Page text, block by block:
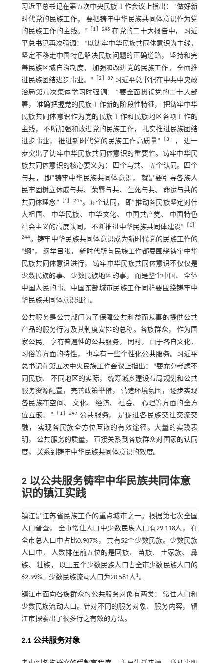
习近平总书记在第五次中央民族工作会议上指出： “做好新
时代党的民族工作， 要把铸牢中华民族共同体意识作为党
的民族工作的主线。”
1 ］245 在党的二十大报告中， 习近
平总书记再次强调： “以铸牢中华民族共同体意识为主线，
坚定不移走中国特色解决民族问题的正确道路， 坚持和完
善民族区域自治制度， 加强和改进党的民族工作， 全面推
进民族团结进步事业。” ［2 ］39 习近平总书记在中共中央政
治局第九次集体学习时强调： “要全面贯彻党的二十大部
署， 准确把握党的民族工作新的阶段性特征， 把铸牢中华
民族共同体意识作为党的民族工作和民族地区各项工作的
主线， 不断加强和改进党的民族工作， 扎实推进民族团结
进步事业， 推进新时代党的民族工作高质量” ［3
， 进一
步突出了铸牢中华民族共同体意识的重要性。铸牢中华民
族共同体意识的核心要义为： 四个与共、 五个认同。四个
与共， 即“铸牢中华民族共同体意识， 就是要引导各族人
民牢固树立休戚与共、 荣辱与共、 生死与共、 命运与共的
共同体理念”
1 ］245。五个认同， 即“推动各民族坚定对伟
大祖国、 中华民族、 中华文化、 中国共产党、 中国特色
社会主义的高度认同， 不断推进中华民族共同体建设”
1
244。铸牢中华民族共同体意识成为新时代党的民族工作的
“纲”， 纲举目张， 新时代所有民族工作都要围绕铸牢中华
民族共同体意识进行， 铸牢中华民族共同体意识不仅仅是
少数民族的事、 少数民族地区的事， 而是整个中国、 全体
中国人民的事。中国东部城市民族工作同样要围绕铸牢中
华民族共同体意识进行。
公共服务是公共部门为了保障公共利益而从事的提供公共
产品的服务行为及其制度安排的总称。各族群众， 作为国
家公民， 享有普遍性的公共服务， 同时， 由于各自文化、
习俗等方面的特性， 也享有一些个性化公共服务。习近平
总书记在第五次中央民族工作会议上指出： “要充分考虑不
同民族、 不同地区的实际， 统筹城乡建设布局规划和公共
服务资源配置， 完善政策举措， 营造环境氛围， 逐步实现
各民族在空间、 文化、 经济、 社会、 心理等方面的全方
位互嵌。”
1 ］247 公共服务， 是促进各民族交往交流交
融， 实现各民族全方位互嵌的有效途径。大量的实践表
明， 公共服务的质量， 直接关系到各族群众对国家的认同
度， 关系到铸牢中华民族共同体意识的效度。
2 以公共服务铸牢中华民族共同体意
识的镇江实践
镇江是江苏省民族工作的重点城市之一。根据第七次全国
人口普查， 全市常住人口中少数民族人口有29 118人， 在
全市总人口中占比0.907%， 共有52个少数民族。少数民族
人口中， 人数排在前五位的是回族、 苗族、 土家族、 彝
族、 壮族， 以上五个少数民族人口占全市少数民族人口的
62.99%。少数民族流动人口为20 581人1。
镇江市面向各族群众的公共服务对象有两类： 常住人口和
少数民族流动人口。针对不同的服务对象、 服务内容， 镇
江市探索出了很多行之有效的方法。
2.1 公共服务对象